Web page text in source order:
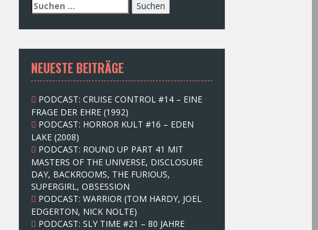
S
u
c
e
n
n
c
h
:
NEUESTE BEITRÄGE
PODCAST: CRUISE CONTROL #14 – EINE
FRAGE DER EHRE (1992)
PODCAST: HORROR KULT #16 – EDEN
LAKE (2008)
PODCAST: ROUND UP PART 41 MIT
MASTERS OF THE UNIVERSE, DISCLOSURE
DAY, BACKROOMS, THE FURIOUS,
SUPERGIRL, OBSESSION
PODCAST: WARRIOR (TOM HARDY, JOEL
EDGERTON, NICK NOLTE)
PODCAST: SLY TIME #21 – 80 JAHRE